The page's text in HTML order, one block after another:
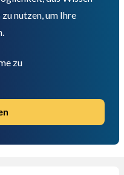
nutzen, um Ihre
zu